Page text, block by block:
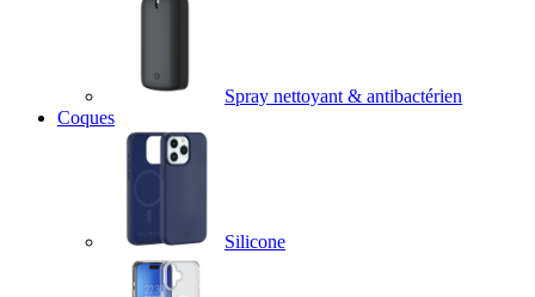
Spray nettoyant & antibactérien
Coques
Silicone